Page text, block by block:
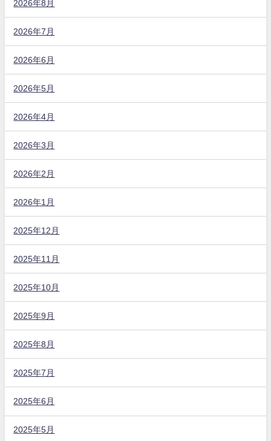
2026年8月
2026年7月
2026年6月
2026年5月
2026年4月
2026年3月
2026年2月
2026年1月
2025年12月
2025年11月
2025年10月
2025年9月
2025年8月
2025年7月
2025年6月
2025年5月